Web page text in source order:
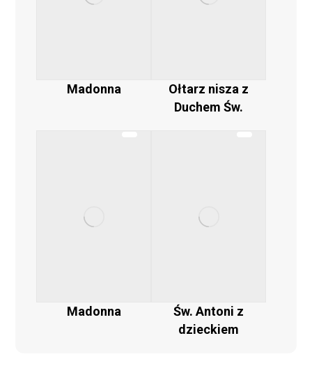
Madonna
Ołtarz nisza z
Duchem Św.
Madonna
Św. Antoni z
dzieckiem